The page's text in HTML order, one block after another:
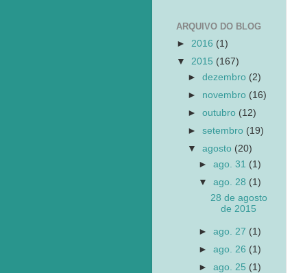
ARQUIVO DO BLOG
► 2016 (1)
▼ 2015 (167)
►dezembro (2)
► novembro (16)
►outubro (12)
►setembro (19)
▼agosto (20)
►ago. 31 (1)
▼ago. 28 (1)
28 de agosto
de 2015
►ago. 27 (1)
►ago. 26 (1)
►ago. 25 (1)